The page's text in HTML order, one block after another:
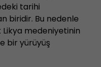
tarihi
biridir. Bu nedenle
medeniyetinin
bir yürüyüş